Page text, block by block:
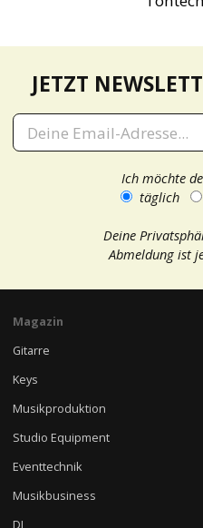
JETZT
Ich möchte
täglich
Deine
Abmeldung ist
Magazin
Gitarre
Keys
Musikproduktion
Studio Equipment
Eventtechnik
Musikbusiness
DJ